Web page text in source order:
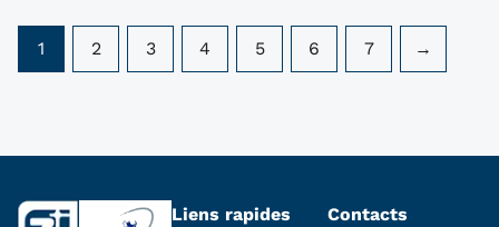
1 2 3 4 5 6 7 →
Liens rapides Contacts